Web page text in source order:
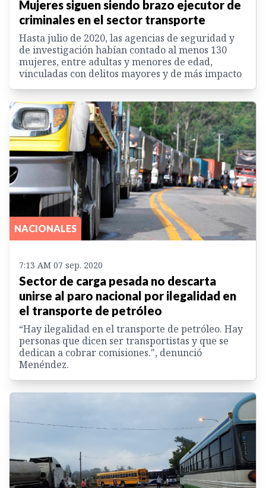
Mujeres siguen siendo brazo ejecutor de
criminales en el sector transporte
Hasta julio de 2020, las agencias de seguridad y
de investigación habían contado al menos 130
mujeres, entre adultas y menores de edad,
vinculadas con delitos mayores y de más impacto
NACIONALES
7:13 AM 07 sep. 2020
Sector de carga pesada no descarta
unirse al paro nacional por ilegalidad en
el transporte de petróleo
“Hay ilegalidad en el transporte de petróleo. Hay
personas que dicen ser transportistas y que se
dedican a cobrar comisiones.", denunció
Menéndez.